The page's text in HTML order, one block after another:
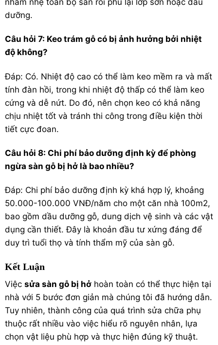
nhám nhẹ toàn bộ sàn rồi phủ lại lớp sơn hoặc dầu
dưỡng.
Câu hỏi 7: Keo trám gỗ có bị ảnh hưởng bởi nhiệt
độ không?
Đáp: Có. Nhiệt độ cao có thể làm keo mềm ra và mất
tính đàn hồi, trong khi nhiệt độ thấp có thể làm keo
cứng và dễ nứt. Do đó, nên chọn keo có khả năng
chịu nhiệt tốt và tránh thi công trong điều kiện thời
tiết cực đoan.
Câu hỏi 8: Chi phí bảo dưỡng định kỳ để phòng
ngừa sàn gỗ bị hở là bao nhiều?
Đáp: Chi phí bảo dưỡng định kỳ khá hợp lý, khoảng
50.000-100.000 VNĐ/năm cho một căn nhà 100m2,
bao gồm dầu dưỡng gỗ, dung dịch vệ sinh và các vật
dụng cần thiết. Đây là khoản đầu tư xứng đáng để
duy trì tuổi thọ và tính thẩm mỹ của sàn gỗ.
Kết Luận
Việc sửa sàn gỗ bị hở hoàn toàn có thể thực hiện tại
nhà với 5 bước đơn giản mà chúng tôi đã hướng dẫn.
Tuy nhiên, thành công của quá trình sửa chữa phụ
thuộc rất nhiều vào việc hiểu rõ nguyên nhân, lựa
chọn vật liệu phù hợp và thực hiện đúng kỹ thuật.